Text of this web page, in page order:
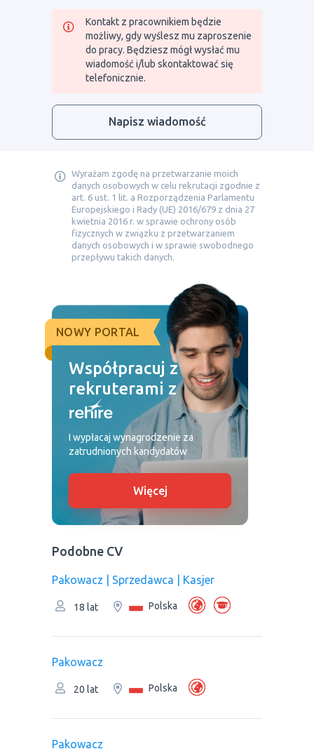
Kontakt z pracownikiem będzie
możliwy, gdy wyślesz mu zaproszenie
do pracy. Będziesz mógł wysłać mu
wiadomość i/lub skontaktować się
telefonicznie.
Napisz wiadomość
Wyrażam zgodę na przetwarzanie moich
danych osobowych w celu rekrutacji zgodnie z
art. 6 ust. 1 lit. a Rozporządzenia Parlamentu
Europejskiego i Rady (UE) 2016/679 z dnia 27
kwietnia 2016 r. w sprawie ochrony osób
fizycznych w związku z przetwarzaniem
danych osobowych i w sprawie swobodnego
przepływu takich danych.
NOWY PORTAL
Współpracuj z
rekruterami z
I wypłacaj wynagrodzenie za
zatrudnionych kandydatów
Więcej
Podobne CV
Pakowacz | Sprzedawca | Kasjer
18 lat Polska
Pakowacz
20 lat Polska
Pakowacz